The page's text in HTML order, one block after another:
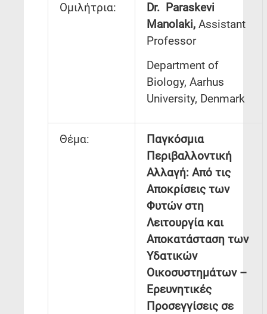
Ομιλήτρια: Dr. Paraskevi
Manolaki,Assistant
Professor
Department of
Biology, Aarhus
University, Denmark
Θέμα:
Παγκόσμια
Περιβαλλοντική
Αλλαγή: Από τις
Αποκρίσεις των
Φυτών στη
Λειτουργία και
Αποκατάσταση των
Υδατικών
Οικοσυστημάτων –
Ερευνητικές
Προσεγγίσεις σε